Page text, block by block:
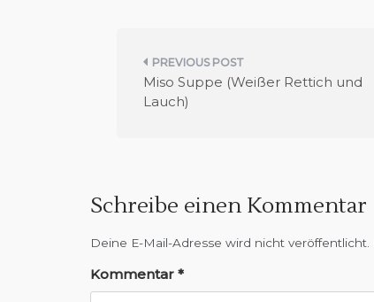
B
e
r
a
g
Miso Suppe (Weißer Rettich und
Lauch)
Schreibe einen Kommentar
Deine E-Mail-Adresse wird nicht veröffentlicht.
Kommentar *